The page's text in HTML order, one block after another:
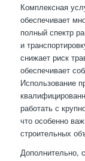
Комплексная
обеспечивает
полный спектр
и
снижает риск
обеспечивает
Использование
работать с
что особенно
строительных
Дополнительно,